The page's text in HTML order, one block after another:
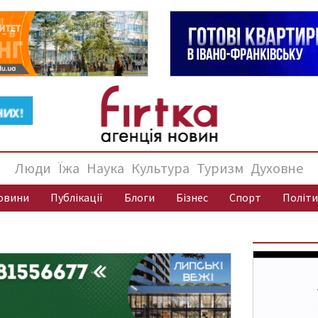
Люди Їжа Наука Культура Туризм Духовне
Публікації Блоги Бізнес Спорт